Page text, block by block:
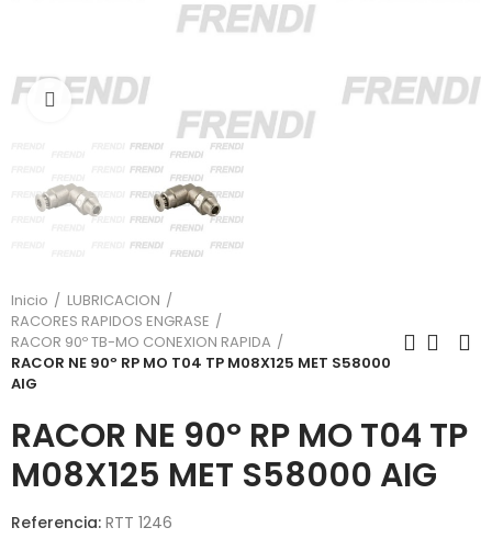
Click para agrandar
Inicio
LUBRICACION
RACORES RAPIDOS ENGRASE
RACOR 90º TB-MO CONEXION RAPIDA
RACOR NE 90º RP MO T04 TP M08X125 MET S58000
AIG
RACOR NE 90º RP MO T04 TP
M08X125 MET S58000 AIG
Referencia: RTT 1246